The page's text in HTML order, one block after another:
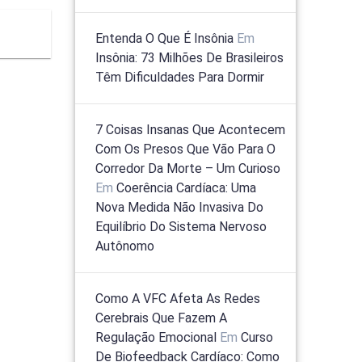
Entenda O Que É Insônia Em
Insônia: 73 Milhões De Brasileiros
Têm Dificuldades Para Dormir
7 Coisas Insanas Que Acontecem
Com Os Presos Que Vão Para O
Corredor Da Morte – Um Curioso
EmCoerência Cardíaca: Uma
Nova Medida Não Invasiva Do
Equilíbrio Do Sistema Nervoso
Autônomo
Como A VFC Afeta As Redes
Cerebrais Que Fazem A
Regulação Emocional EmCurso
De Biofeedback Cardíaco: Como